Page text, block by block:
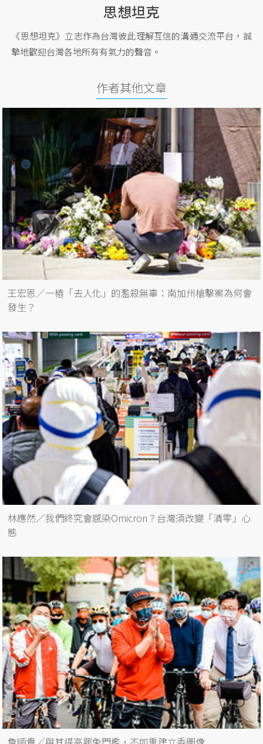
思想坦克
《思想坦克》立志作為台灣彼此理解互信的溝通交流平台，誠
摯地歡迎台灣各地所有有氣力的聲音。
作者其他文章
王宏恩／一樁「去人化」的濫殺無辜：南加州槍擊案為何會
發生？
林應然／我們終究會感染Omicron？台灣須改變「清零」心
態